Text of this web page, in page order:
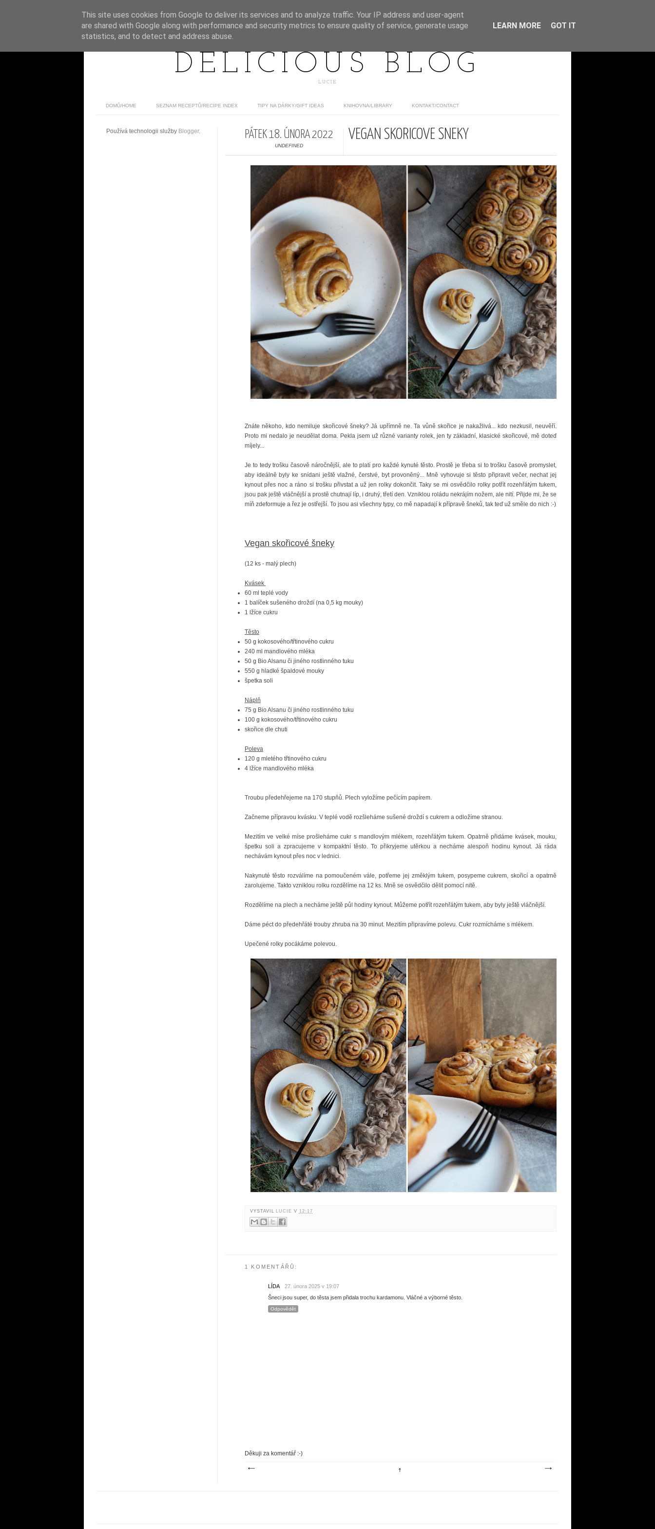
DELICIOUS BLOG
LUCIE
DOMŮ/HOME SEZNAM RECEPTŮ/RECIPE INDEX TIPY NA DÁRKY/GIFT IDEAS KNIHOVNA/LIBRARY KONTAKT/CONTACT
PÁTEK 18. ÚNORA 2022
UNDEFINED
VEGAN SKOŘICOVÉ ŠNEKY
Znáte někoho, kdo nemiluje skořicové šneky? Já upřímně ne. Ta vůně skořice je nakažlivá... kdo nezkusil, neuvěří.
Proto mi nedalo je neudělat doma. Pekla jsem už různé varianty rolek, jen ty základní, klasické skořicové, mě doteď
míjely...
Je to tedy trošku časově náročnější, ale to platí pro každé kynuté těsto. Prostě je třeba si to trošku časově promyslet,
aby ideálně byly ke snídani ještě vlažné, čerstvé, byt provoněný... Mně vyhovuje si těsto připravit večer, nechat jej
kynout přes noc a ráno si trošku přivstat a už jen rolky dokončit. Taky se mi osvědčilo rolky potřít rozehřátým tukem,
jsou pak ještě vláčnější a prostě chutnají líp, i druhý, třetí den. Vzniklou roládu nekrájím nožem, ale nití. Přijde mi, že se
míň zdeformuje a řez je ostřejší. To jsou asi všechny typy, co mě napadají k přípravě šneků, tak teď už směle do nich :-)
Vegan skořicové šneky
(12 ks - malý plech)
Kvásek
60 ml teplé vody
1 balíček sušeného droždí (na 0,5 kg mouky)
1 lžíce cukru
Těsto
50 g kokosového/třtinového cukru
240 ml mandlového mléka
50 g Bio Alsanu či jiného rostlinného tuku
550 g hladké špaldové mouky
špetka soli
Náplň
75 g Bio Alsanu či jiného rostlinného tuku
100 g kokosového/třtinového cukru
skořice dle chuti
Poleva
120 g mletého třtinového cukru
4 lžíce mandlového mléka
Troubu předehřejeme na 170 stupňů. Plech vyložíme pečícím papírem.
Začneme přípravou kvásku. V teplé vodě rozšleháme sušené droždí s cukrem a odložíme stranou.
Mezitím ve velké míse prošleháme cukr s mandlovým mlékem, rozehřátým tukem. Opatrně přidáme kvásek, mouku,
špetku soli a zpracujeme v kompaktní těsto. To přikryjeme utěrkou a necháme alespoň hodinu kynout. Já ráda
nechávám kynout přes noc v lednici.
Nakynuté těsto rozválíme na pomoučeném vále, potřeme jej změklým tukem, posypeme cukrem, skořicí a opatrně
zarolujeme. Takto vzniklou rolku rozdělíme na 12 ks. Mně se osvědčilo dělit pomocí nitě.
Rozdělíme na plech a necháme ještě půl hodiny kynout. Můžeme potřít rozehřátým tukem, aby byly ještě vláčnější.
Dáme péct do předehřáté trouby zhruba na 30 minut. Mezitím připravíme polevu. Cukr rozmícháme s mlékem.
Upečené rolky pocákáme polevou.
VYSTAVIL LUCIEV 12:17
1 KOMENTÁŘŮ:
LÍDA
27. února 2025 v 19:07
Šneci jsou super, do těsta jsem přidala trochu kardamonu. Vláčné a výborné těsto.
Odpovědět
Děkuji za komentář :-)
Používá technologii služby Blogger.
This site uses cookies from Google to deliver its services and to analyze traffic. Your IP address and user-agent
are shared with Google along with performance and security metrics to ensure quality of service, generate usage
statistics, and to detect and address abuse.
LEARN MORE GOT IT